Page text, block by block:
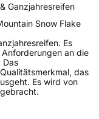
Ganzjahresreifen
Snow Flake
Es
an die
Das
das
Es wird von